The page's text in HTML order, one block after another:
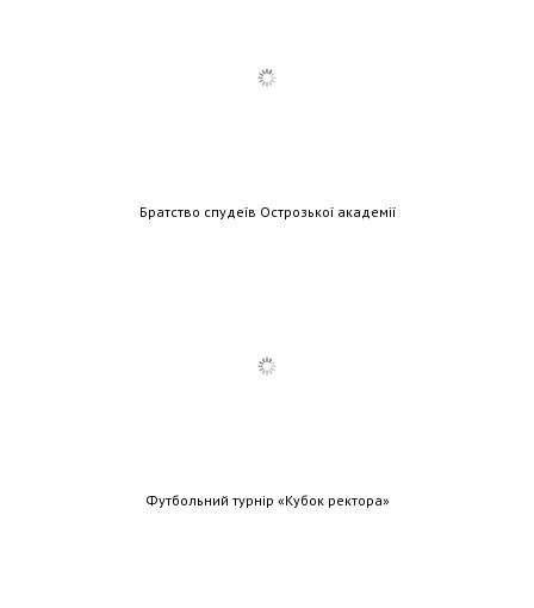
Братство спудеїв Острозької академії
Футбольний турнір «Кубок ректора»